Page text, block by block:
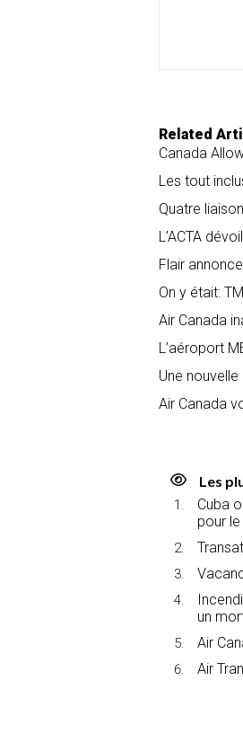
Related
Canada
Les tout
Quatre
L’ACTA
Flair
On y était:
Air Canada
L’aéroport
Une nouvelle
Air Canada
Les
Cuba
pour
un
Air
Air